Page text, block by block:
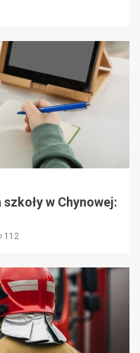
w Chynowej:
112